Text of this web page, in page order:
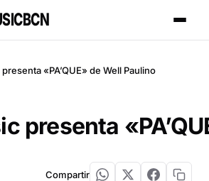
«PA’QUE» de Well Paulino
presenta
Compartir